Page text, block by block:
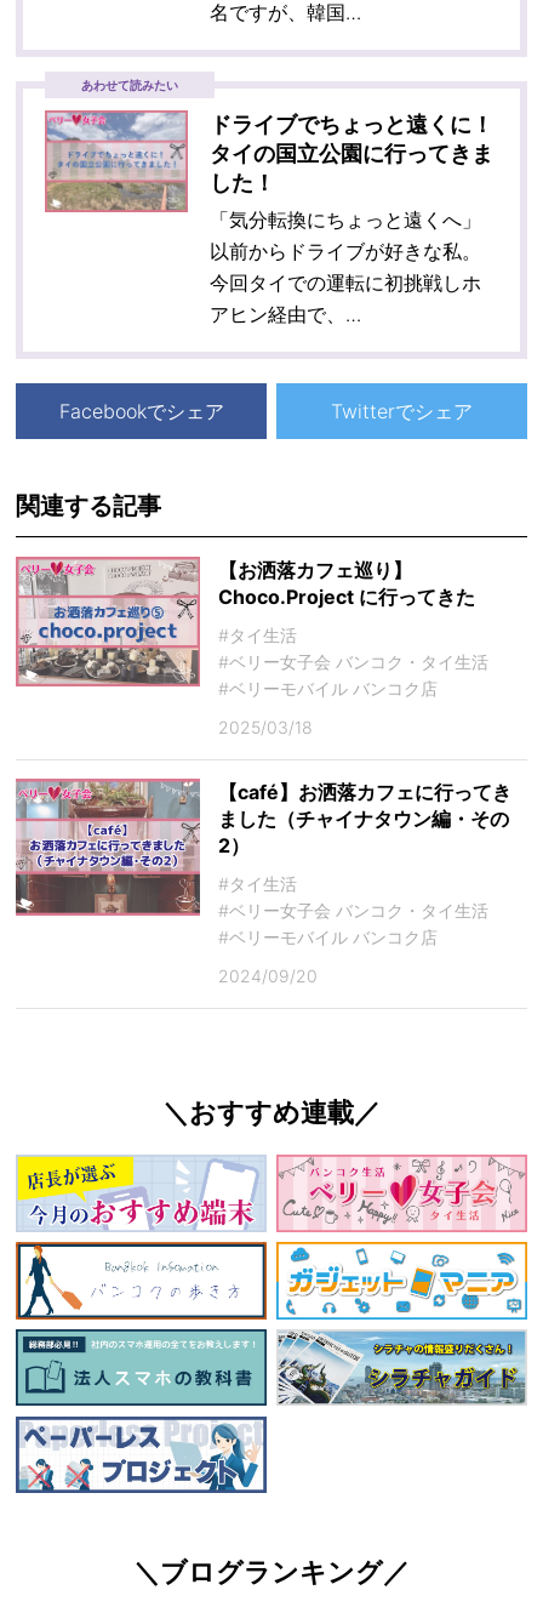
名ですが、韓国…
あわせて読みたい
ドライブでちょっと遠くに！
タイの国立公園に行ってきま
した！
「気分転換にちょっと遠くへ」
以前からドライブが好きな私。
今回タイでの運転に初挑戦しホ
アヒン経由で、…
Facebookでシェア Twitterでシェア
関連する記事
【お洒落カフェ巡り】
Choco.Project に行ってきた
#タイ生活
#ベリー女子会 バンコク・タイ生活
#ベリーモバイル バンコク店
2025/03/18
【café】お洒落カフェに行ってき
ました（チャイナタウン編・その
2）
#タイ生活
#ベリー女子会 バンコク・タイ生活
#ベリーモバイル バンコク店
2024/09/20
＼おすすめ連載／
＼ブログランキング／